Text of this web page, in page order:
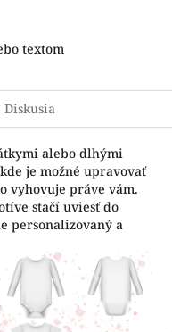
textom
Diskusia
alebo dlhými
je možné upravovať
vyhovuje práve vám.
stačí uviesť do
personalizovaný a